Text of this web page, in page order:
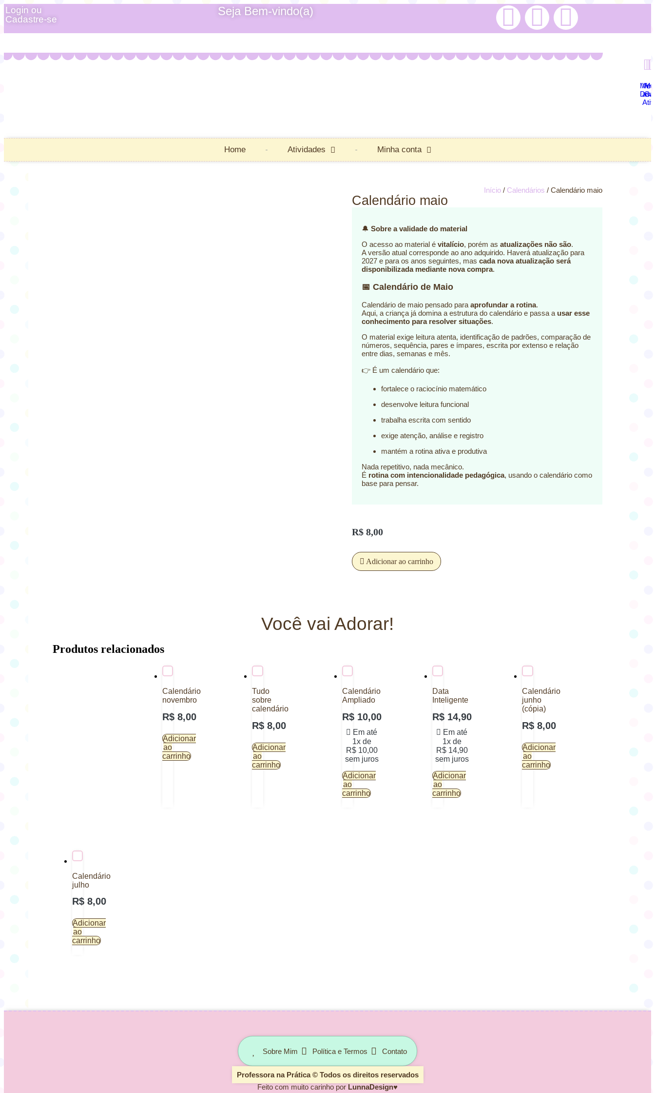
Login ou
Cadastre-se
Seja Bem-vindo(a)
Ver
as
Home Atividades Minha conta
Início / Calendários / Calendário maio
Calendário maio
🔔 Sobre a validade do material
O acesso ao material é vitalício, porém as atualizações não são.
A versão atual corresponde ao ano adquirido. Haverá atualização para
2027 e para os anos seguintes, mas cada nova atualização será
disponibilizada mediante nova compra.
📅 Calendário de Maio
Calendário de maio pensado para aprofundar a rotina.
Aqui, a criança já domina a estrutura do calendário e passa a usar esse
conhecimento para resolver situações.
O material exige leitura atenta, identificação de padrões, comparação de
números, sequência, pares e ímpares, escrita por extenso e relação
entre dias, semanas e mês.
👉 É um calendário que:
fortalece o raciocínio matemático
desenvolve leitura funcional
trabalha escrita com sentido
exige atenção, análise e registro
mantém a rotina ativa e produtiva
Nada repetitivo, nada mecânico.
É rotina com intencionalidade pedagógica, usando o calendário como
base para pensar.
R$ 8,00
Adicionar ao carrinho
Você vai Adorar!
Produtos relacionados
Calendário
novembro
R$8,00
Adicionar
ao
carrinho
Tudo
sobre
calendário
R$ 8,00
Adicionar
ao
carrinho
Calendário
Ampliado
R$10,00
Em até
1x de
R$10,00
sem juros
Adicionar
ao
carrinho
Data
Inteligente
R$14,90
Em até
1x de
R$14,90
sem juros
Adicionar
ao
carrinho
Calendário
junho
(cópia)
R$ 8,00
Adicionar
ao
carrinho
Calendário
julho
R$ 8,00
Adicionar
ao
carrinho
Sobre Mim Política e Termos Contato
Professora na Prática © Todos os direitos reservados
Feito com muito carinho por LunnaDesign♥